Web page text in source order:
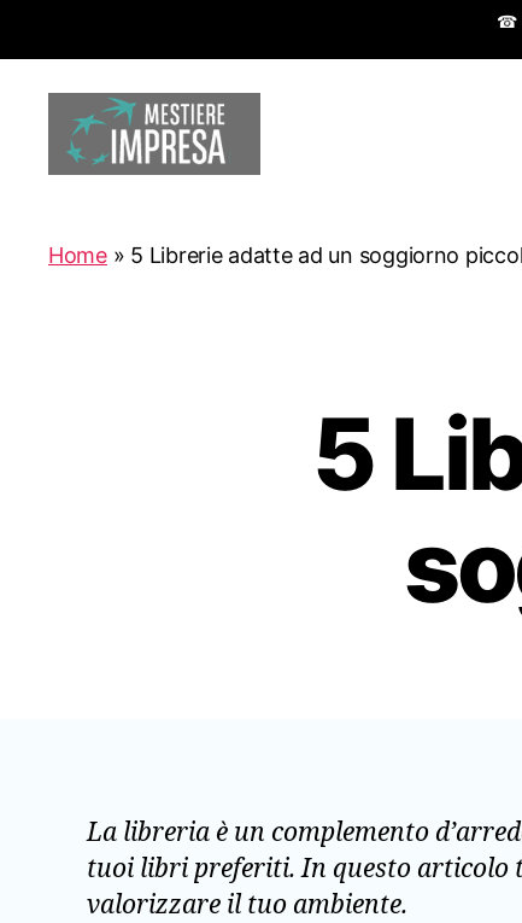
☎
Home» 5 Librerie adatte ad un soggiorno
5
La libreria è un complemento
tuoi libri preferiti. In questo articolo
valorizzare il tuo ambiente.